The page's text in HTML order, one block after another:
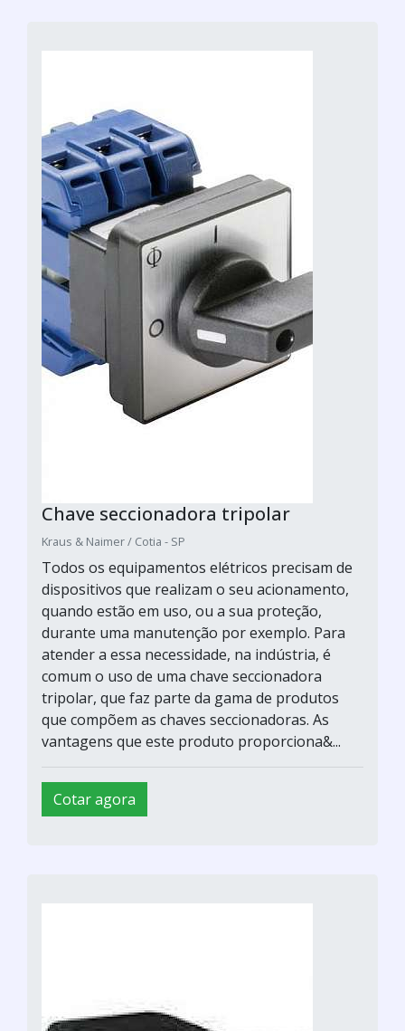
Chave seccionadora tripolar
Kraus & Naimer / Cotia - SP
Todos os equipamentos elétricos precisam de
dispositivos que realizam o seu acionamento,
quando estão em uso, ou a sua proteção,
durante uma manutenção por exemplo. Para
atender a essa necessidade, na indústria, é
comum o uso de uma chave seccionadora
tripolar, que faz parte da gama de produtos
que compõem as chaves seccionadoras. As
vantagens que este produto proporciona&...
Cotar agora